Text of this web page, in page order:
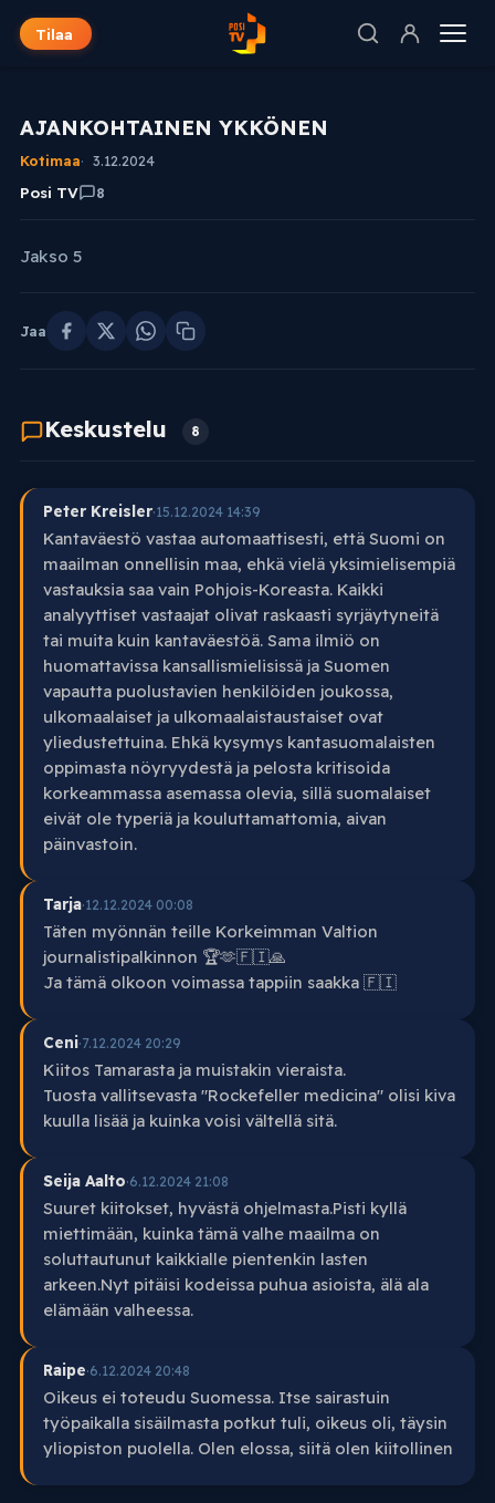
Tilaa
AJANKOHTAINEN YKKÖNEN
Kotimaa 3.12.2024
Posi TV 8
Jakso 5
Jaa
Keskustelu 8
Peter Kreisler·15.12.2024 14:39
Kantaväestö vastaa automaattisesti, että Suomi on
maailman onnellisin maa, ehkä vielä yksimielisempiä
vastauksia saa vain Pohjois-Koreasta. Kaikki
analyyttiset vastaajat olivat raskaasti syrjäytyneitä
tai muita kuin kantaväestöä. Sama ilmiö on
huomattavissa kansallismielisissä ja Suomen
vapautta puolustavien henkilöiden joukossa,
ulkomaalaiset ja ulkomaalaistaustaiset ovat
yliedustettuina. Ehkä kysymys kantasuomalaisten
oppimasta nöyryydestä ja pelosta kritisoida
korkeammassa asemassa olevia, sillä suomalaiset
eivät ole typeriä ja kouluttamattomia, aivan
päinvastoin.
Tarja·12.12.2024 00:08
Täten myönnän teille Korkeimman Valtion
journalistipalkinnon 🏆🫶🇫🇮🙏
Ja tämä olkoon voimassa tappiin saakka 🇫🇮
Ceni·7.12.2024 20:29
Kiitos Tamarasta ja muistakin vieraista.
Tuosta vallitsevasta "Rockefeller medicina" olisi kiva
kuulla lisää ja kuinka voisi vältellä sitä.
Seija Aalto·6.12.2024 21:08
Suuret kiitokset, hyvästä ohjelmasta.Pisti kyllä
miettimään, kuinka tämä valhe maailma on
soluttautunut kaikkialle pientenkin lasten
arkeen.Nyt pitäisi kodeissa puhua asioista, älä ala
elämään valheessa.
Raipe·6.12.2024 20:48
Oikeus ei toteudu Suomessa. Itse sairastuin
työpaikalla sisäilmasta potkut tuli, oikeus oli, täysin
yliopiston puolella. Olen elossa, siitä olen kiitollinen